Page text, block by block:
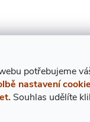
potřebujeme
nastavení
Souhlas udělíte